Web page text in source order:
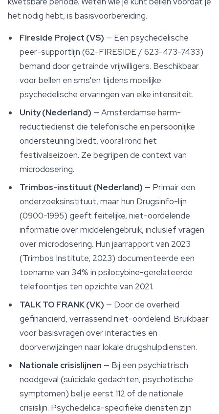
het nodig hebt, is basisvoorbereiding.
Fireside Project (VS) — Een psychedelische
peer-supportlijn (62-FIRESIDE / 623-473-7433)
bemand door getrainde vrijwilligers. Beschikbaar
voor bellen en sms'en tijdens moeilijke
psychedelische ervaringen van elke intensiteit.
Unity (Nederland) — Amsterdamse harm-
reductiedienst die telefonische en persoonlijke
ondersteuning biedt, vooral rond het
festivalseizoen. Ze begrijpen de context van
microdosering.
Trimbos-instituut (Nederland) — Primair een
onderzoeksinstituut, maar hun Drugsinfo-lijn
(0900-1995) geeft feitelijke, niet-oordelende
informatie over middelengebruik, inclusief vragen
over microdosering. Hun jaarrapport van 2023
(Trimbos Institute, 2023) documenteerde een
toename van 34% in psilocybine-gerelateerde
telefoontjes ten opzichte van 2021.
TALK TO FRANK (VK) — Door de overheid
gefinancierd, verrassend niet-oordelend. Bruikbaar
voor basisvragen over interacties en
doorverwijzingen naar lokale drugshulpdiensten.
Nationale crisislijnen — Bij een psychiatrisch
noodgeval (suïcidale gedachten, psychotische
symptomen) bel je eerst 112 of de nationale
crisislijn. Psychedelica-specifieke diensten zijn